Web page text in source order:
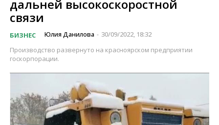
дальней высокоскоростной
связи
БИЗНЕС Юлия Данилова - 30/09/2022, 18:32
Производство развернуто на красноярском предприятии
госкорпорации.